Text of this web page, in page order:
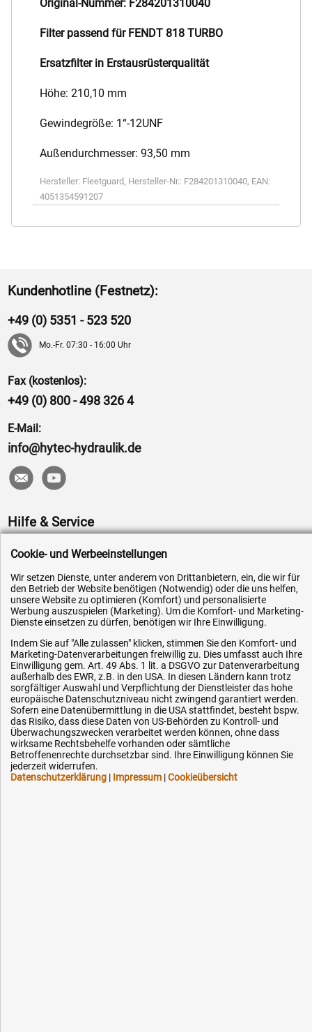
Original-Nummer: F284201310040
Filter passend für FENDT 818 TURBO
Ersatzfilter in Erstausrüsterqualität
Höhe: 210,10 mm
Gewindegröße: 1“-12UNF
Außendurchmesser: 93,50 mm
Hersteller: Fleetguard , Hersteller-Nr.: F284201310040, EAN:
4051354591207
Kundenhotline (Festnetz):
+49 (0) 5351 - 523 520
Mo.-Fr. 07:30 - 16:00 Uhr
Fax (kostenlos):
+49 (0) 800 - 498 326 4
E-Mail:
info@hytec-hydraulik.de
Hilfe & Service
Versandkosten
Zahlungsarten
Service
AGB / Widerrufsrecht
Impressum
Karriere
OEM-Ersatzteile
Technik-Hilfe
Downloads
Kontakt
Cookie- und Werbeeinstellungen
Wir setzen Dienste, unter anderem von Drittanbietern, ein, die wir für
den Betrieb der Website benötigen (Notwendig) oder die uns helfen,
unsere Website zu optimieren (Komfort) und personalisierte
Werbung auszuspielen (Marketing). Um die Komfort- und Marketing-
Dienste einsetzen zu dürfen, benötigen wir Ihre Einwilligung.
Indem Sie auf "Alle zulassen" klicken, stimmen Sie den Komfort- und
Marketing-Datenverarbeitungen freiwillig zu. Dies umfasst auch Ihre
Einwilligung gem. Art. 49 Abs. 1 lit. a DSGVO zur Datenverarbeitung
außerhalb des EWR, z.B. in den USA. In diesen Ländern kann trotz
sorgfältiger Auswahl und Verpflichtung der Dienstleister das hohe
europäische Datenschutzniveau nicht zwingend garantiert werden.
Sofern eine Datenübermittlung in die USA stattfindet, besteht bspw.
das Risiko, dass diese Daten von US-Behörden zu Kontroll- und
Überwachungszwecken verarbeitet werden können, ohne dass
wirksame Rechtsbehelfe vorhanden oder sämtliche
Betroffenenrechte durchsetzbar sind. Ihre Einwilligung können Sie
jederzeit widerrufen.
Datenschutzerklärung | Impressum |Cookieübersicht